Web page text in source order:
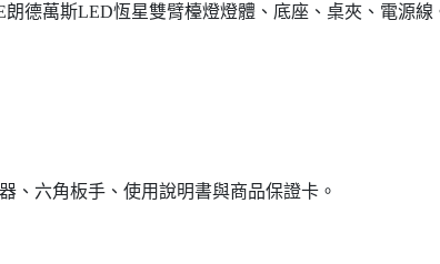
德萬斯LED恆星雙臂檯燈燈體、底座、桌夾、電源線
、六角板手、使用說明書與商品保證卡。